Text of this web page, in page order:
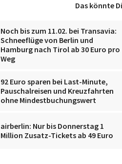
Das könnte
Noch bis zum 11.02. bei Transavia:
Schneeflüge von Berlin und
Hamburg nach Tirol ab 30 Euro pro
Weg
92 Euro sparen bei Last-Minute,
Pauschalreisen und Kreuzfahrten
ohne Mindestbuchungswert
airberlin: Nur bis Donnerstag 1
Million Zusatz-Tickets ab 49 Euro